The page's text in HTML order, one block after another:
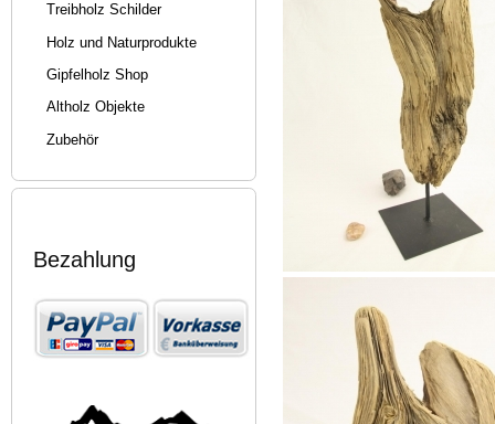
Treibholz Schilder
Holz und Naturprodukte
Gipfelholz Shop
Altholz Objekte
Zubehör
Bezahlung